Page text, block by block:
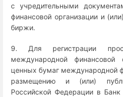
с учредительными
финансовой организации и
биржи.
9. Для регистрации
международной финансовой
ценных бумаг международной
размещению и (или)
Российской Федерации в